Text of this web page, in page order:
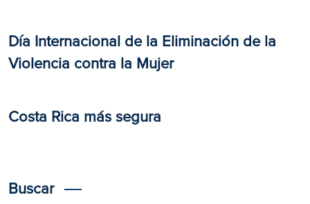
Día Internacional de la Eliminación de la
Violencia contra la Mujer
Costa Rica más segura
Buscar